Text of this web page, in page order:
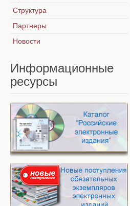
Структура
Партнеры
Новости
Информационные
ресурсы